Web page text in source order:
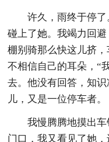
许久，雨终于停
碰上了她。我竭力回
棚别骑那么快这儿挤
不相信自己的耳朵，“
去。他没有回答，知
儿，又是一位停车者。
我慢腾腾地摸出
门口，我又看见了她